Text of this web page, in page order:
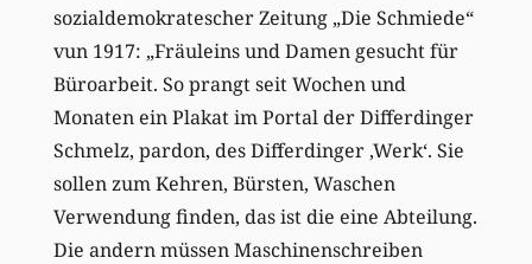
sozialdemokratescher Zeitung „Die Schmiede“
vun 1917: „Fräuleins und Damen gesucht für
Büroarbeit. So prangt seit Wochen und
Monaten ein Plakat im Portal der Differdinger
Schmelz, pardon, des Differdinger ‚Werk‘. Sie
sollen zum Kehren, Bürsten, Waschen
Verwendung finden, das ist die eine Abteilung.
Die andern müssen Maschinenschreiben